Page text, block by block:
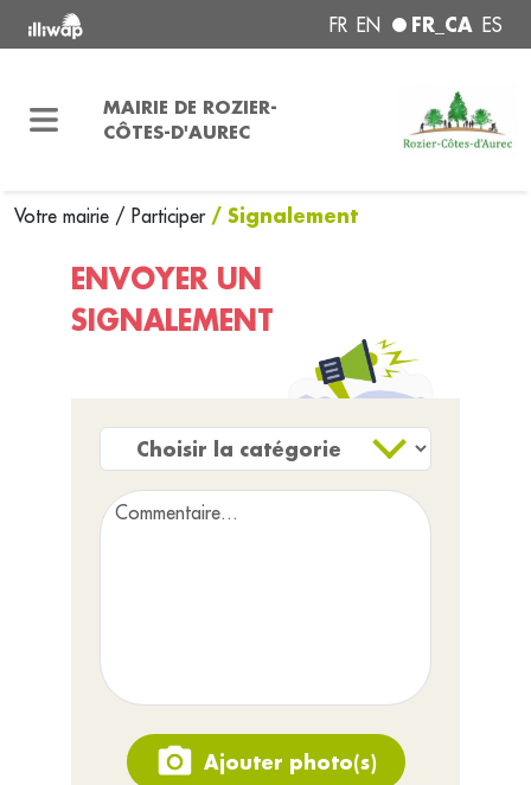
FR EN FR_CA ES
MAIRIE DE ROZIER-
CÔTES-D'AUREC
Votre mairie / Participer / Signalement
ENVOYER UN
SIGNALEMENT
Ajouter photo(s)